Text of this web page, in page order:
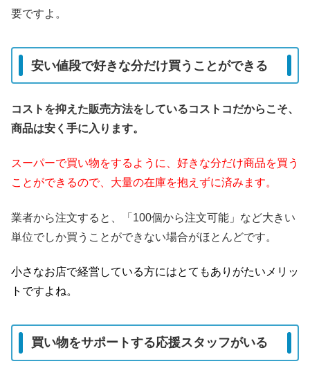
要ですよ。
安い値段で好きな分だけ買うことができる
コストを抑えた販売方法をしているコストコだからこそ、
商品は安く手に入ります。
スーパーで買い物をするように、好きな分だけ商品を買う
ことができるので、大量の在庫を抱えずに済みます。
業者から注文すると、「100個から注文可能」など大きい
単位でしか買うことができない場合がほとんどです。
小さなお店で経営している方にはとてもありがたいメリッ
トですよね。
買い物をサポートする応援スタッフがいる